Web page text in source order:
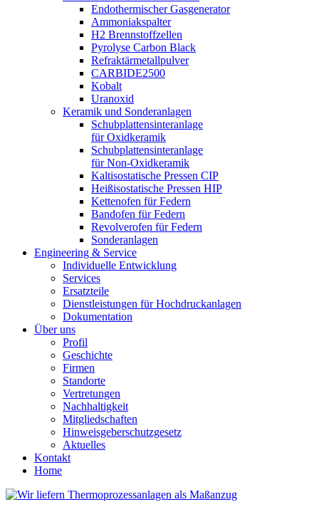
Endothermischer Gasgenerator
Ammoniakspalter
H2 Brennstoffzellen
Pyrolyse Carbon Black
Refraktärmetallpulver
CARBIDE2500
Kobalt
Uranoxid
Keramik und Sonderanlagen
Schubplattensinteranlage
für Oxidkeramik
Schubplattensinteranlage
für Non-Oxidkeramik
Kaltisostatische Pressen CIP
Heißisostatische Pressen HIP
Kettenofen für Federn
Bandofen für Federn
Revolverofen für Federn
Sonderanlagen
Engineering & Service
Individuelle Entwicklung
Services
Ersatzteile
Dienstleistungen für Hochdruckanlagen
Dokumentation
Über uns
Profil
Geschichte
Firmen
Standorte
Vertretungen
Nachhaltigkeit
Mitgliedschaften
Hinweisgeberschutzgesetz
Aktuelles
Kontakt
Home